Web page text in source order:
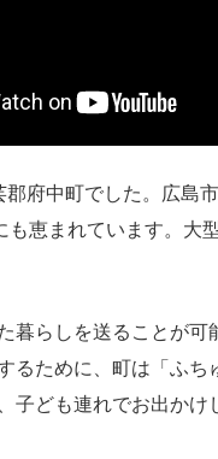
府中町でした。広島
恵まれています。大
らしを送ることが可
るために、町は「ふ
子ども連れでお出かけ